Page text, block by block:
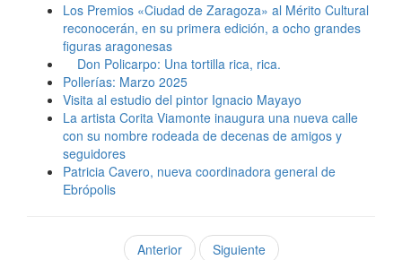
Los Premios «Ciudad de Zaragoza» al Mérito Cultural
reconocerán, en su primera edición, a ocho grandes
figuras aragonesas
Don Policarpo: Una tortilla rica, rica.
Pollerías: Marzo 2025
Visita al estudio del pintor Ignacio Mayayo
La artista Corita Viamonte inaugura una nueva calle
con su nombre rodeada de decenas de amigos y
seguidores
Patricia Cavero, nueva coordinadora general de
Ebrópolis
Anterior Siguiente